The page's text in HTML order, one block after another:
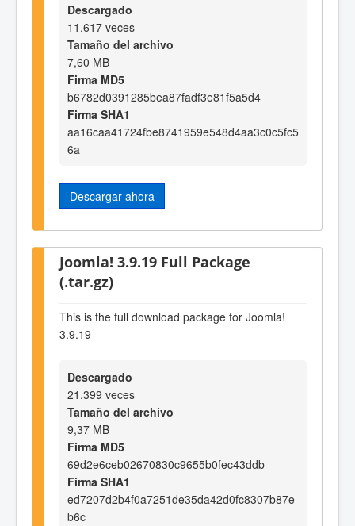
Descargado
11.617 veces
Tamaño del archivo
7,60 MB
Firma MD5
b6782d0391285bea87fadf3e81f5a5d4
Firma SHA1
aa16caa41724fbe8741959e548d4aa3c0c5fc5
6a
Descargar ahora
Joomla! 3.9.19 Full Package
(.tar.gz)
This is the full download package for Joomla!
3.9.19
Descargado
21.399 veces
Tamaño del archivo
9,37 MB
Firma MD5
69d2e6ceb02670830c9655b0fec43ddb
Firma SHA1
ed7207d2b4f0a7251de35da42d0fc8307b87e
b6c